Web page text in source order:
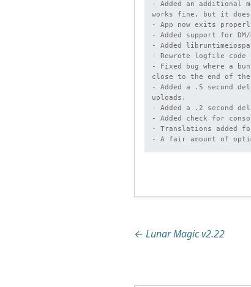
- Added an additional
works fine, but it
- App now exits
- Added support for DM/
- Added
- Rewrote logfile
- Fixed bug where a
close to the end of
- Added a .5 second
uploads.
- Added a .2 second
- Added check for
- Translations added
- A fair amount of
← Lunar Magic v2.22